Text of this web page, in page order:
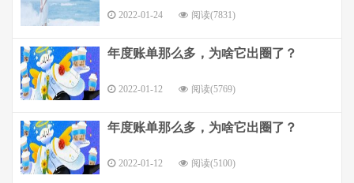
2022-01-24 阅读(7831)
年度账单那么多，为啥它出圈了？
2022-01-12 阅读(5769)
年度账单那么多，为啥它出圈了？
2022-01-12 阅读(5100)